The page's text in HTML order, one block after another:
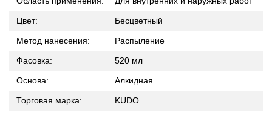
Цвет: Бесцветный
Метод нанесения: Распыление
Фасовка: 520 мл
Основа: Алкидная
Торговая марка: KUDO